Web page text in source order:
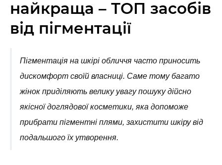
Крем для обличчя
Крем-гель
Емульсія
Лосьйон для обличчя
Олія для обличчя
Сонцезахисний крем
найкраща – ТОП засобів
від пігментації
Пігментація на шкірі обличчя часто приносить
дискомфорт своїй власниці. Саме тому багато
жінок приділяють велику увагу пошуку дійсно
якісної доглядової косметики, яка допоможе
прибрати пігментні плями, захистити шкіру від
подальшого їх утворення.